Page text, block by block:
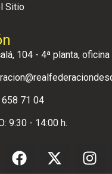
Sitio
104 - 4ª planta,
71 04
9:30 - 14:00 h.